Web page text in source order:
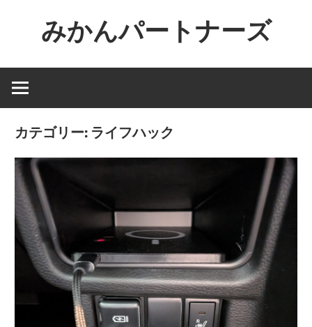
ン
へ
みかんパートナーズ
ー
ジ
ン
ル
で
役
に
立
カテゴリー: ライフハック